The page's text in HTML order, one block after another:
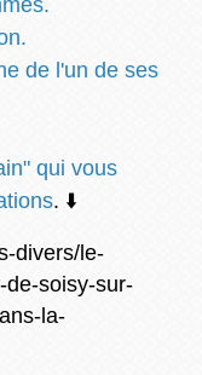
de l'un de ses
qui vous
. ⬇️
divers/le-
de-soisy-sur-
la-